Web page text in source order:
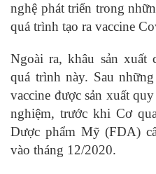
nghệ phát triển trong
quá trình tạo ra vaccine
Ngoài ra, khâu sản xuất
quá trình này. Sau
vaccine được sản xuất
nghiệm, trước khi Cơ
Dược phẩm Mỹ (FDA)
vào tháng 12/2020.